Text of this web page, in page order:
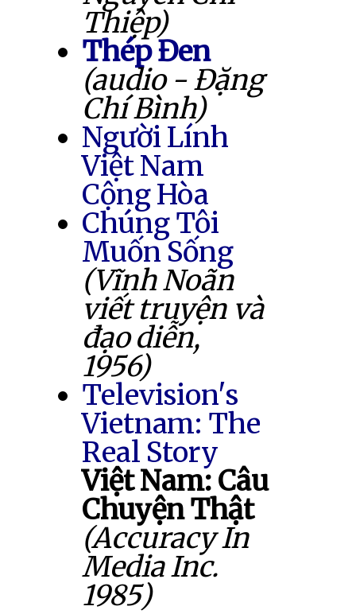
Thiệp)
Thép Đen
(audio - Đặng
Chí Bình)
Người Lính
Việt Nam
Cộng Hòa
Chúng Tôi
Muốn Sống
(Vĩnh Noãn
viết truyện và
đạo diễn,
1956)
Television's
Vietnam: The
Real Story
Việt Nam: Câu
Chuyện Thật
(Accuracy In
Media Inc.
1985)